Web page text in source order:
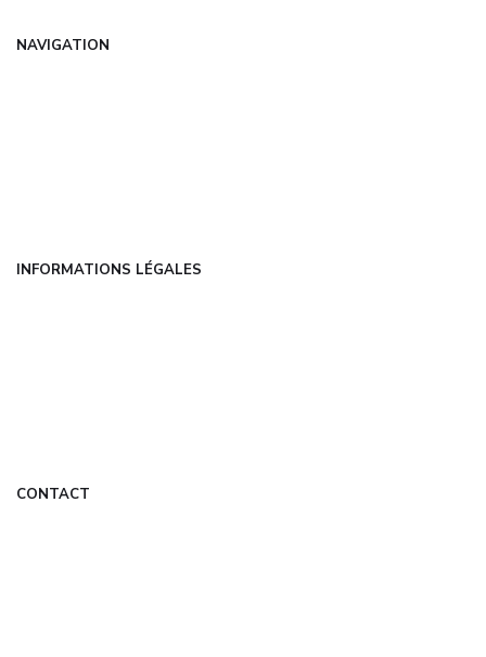
NAVIGATION
INFORMATIONS LÉGALES
CONTACT